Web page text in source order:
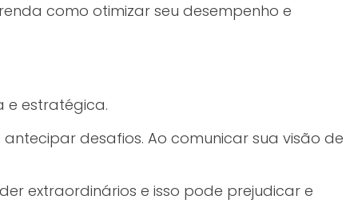
como otimizar seu desempenho e
e estratégica.
desafios. Ao comunicar sua visão de
extraordinários e isso pode prejudicar e